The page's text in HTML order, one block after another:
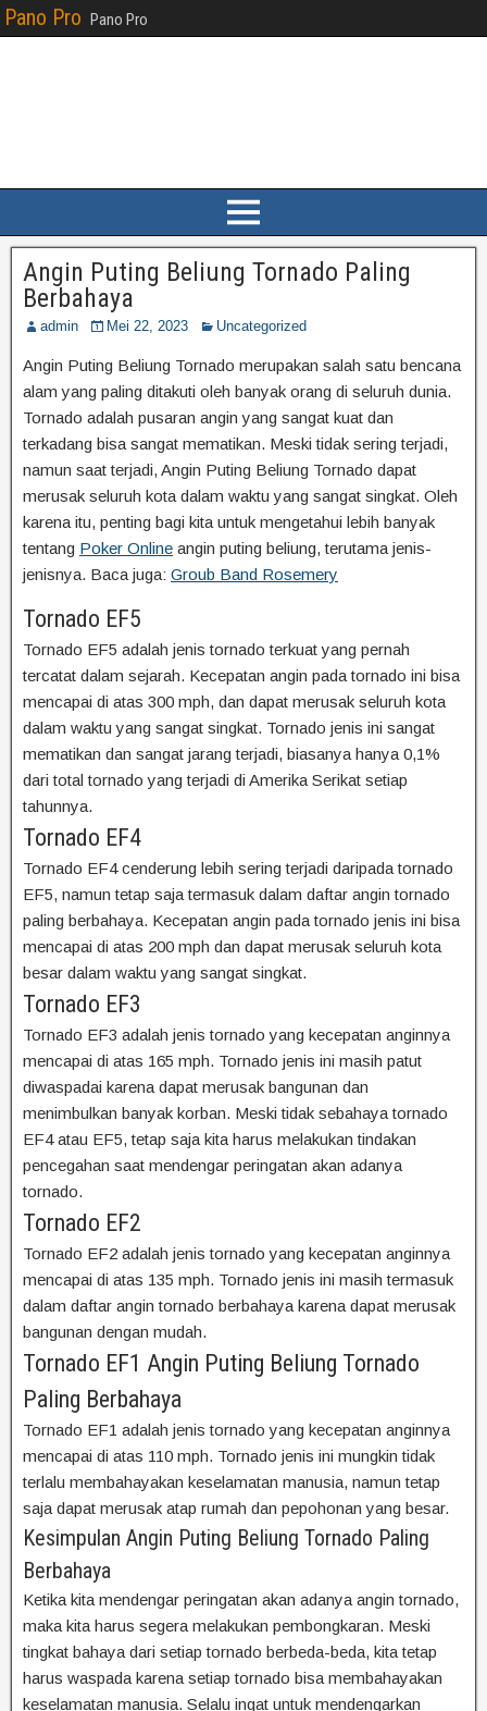
Pano Pro Pano Pro
Angin Puting Beliung Tornado Paling
Berbahaya
admin Mei 22, 2023 Uncategorized
Angin Puting Beliung Tornado merupakan salah satu bencana
alam yang paling ditakuti oleh banyak orang di seluruh dunia.
Tornado adalah pusaran angin yang sangat kuat dan
terkadang bisa sangat mematikan. Meski tidak sering terjadi,
namun saat terjadi, Angin Puting Beliung Tornado dapat
merusak seluruh kota dalam waktu yang sangat singkat. Oleh
karena itu, penting bagi kita untuk mengetahui lebih banyak
tentang Poker Online angin puting beliung, terutama jenis-
jenisnya. Baca juga: Groub Band Rosemery
Tornado EF5
Tornado EF5 adalah jenis tornado terkuat yang pernah
tercatat dalam sejarah. Kecepatan angin pada tornado ini bisa
mencapai di atas 300 mph, dan dapat merusak seluruh kota
dalam waktu yang sangat singkat. Tornado jenis ini sangat
mematikan dan sangat jarang terjadi, biasanya hanya 0,1%
dari total tornado yang terjadi di Amerika Serikat setiap
tahunnya.
Tornado EF4
Tornado EF4 cenderung lebih sering terjadi daripada tornado
EF5, namun tetap saja termasuk dalam daftar angin tornado
paling berbahaya. Kecepatan angin pada tornado jenis ini bisa
mencapai di atas 200 mph dan dapat merusak seluruh kota
besar dalam waktu yang sangat singkat.
Tornado EF3
Tornado EF3 adalah jenis tornado yang kecepatan anginnya
mencapai di atas 165 mph. Tornado jenis ini masih patut
diwaspadai karena dapat merusak bangunan dan
menimbulkan banyak korban. Meski tidak sebahaya tornado
EF4 atau EF5, tetap saja kita harus melakukan tindakan
pencegahan saat mendengar peringatan akan adanya
tornado.
Tornado EF2
Tornado EF2 adalah jenis tornado yang kecepatan anginnya
mencapai di atas 135 mph. Tornado jenis ini masih termasuk
dalam daftar angin tornado berbahaya karena dapat merusak
bangunan dengan mudah.
Tornado EF1 Angin Puting Beliung Tornado
Paling Berbahaya
Tornado EF1 adalah jenis tornado yang kecepatan anginnya
mencapai di atas 110 mph. Tornado jenis ini mungkin tidak
terlalu membahayakan keselamatan manusia, namun tetap
saja dapat merusak atap rumah dan pepohonan yang besar.
Kesimpulan Angin Puting Beliung Tornado Paling
Berbahaya
Ketika kita mendengar peringatan akan adanya angin tornado,
maka kita harus segera melakukan pembongkaran. Meski
tingkat bahaya dari setiap tornado berbeda-beda, kita tetap
harus waspada karena setiap tornado bisa membahayakan
keselamatan manusia. Selalu ingat untuk mendengarkan